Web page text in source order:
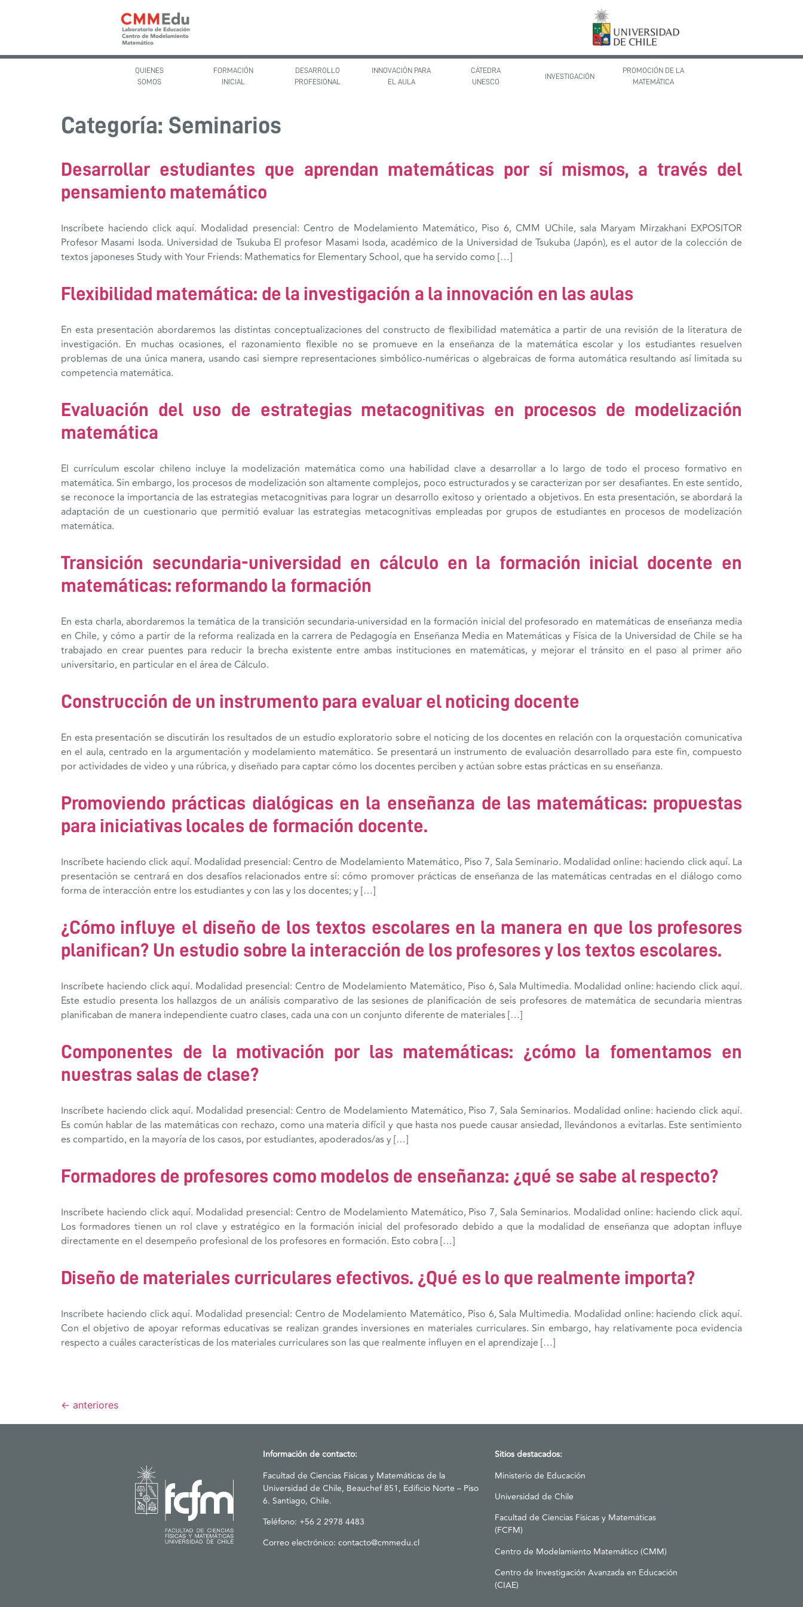
QUIENES
SOMOS
FORMACIÓN
INICIAL
DESARROLLO
PROFESIONAL
INNOVACIÓN PARA
EL AULA
CÁTEDRA
UNESCO
INVESTIGACIÓN
PROMOCIÓN DE LA
MATEMÁTICA
Categoría: Seminarios
Desarrollar estudiantes que aprendan matemáticas por sí mismos, a través del
pensamiento matemático
Inscríbete haciendo click aquí. Modalidad presencial: Centro de Modelamiento Matemático, Piso 6, CMM UChile, sala Maryam Mirzakhani EXPOSITOR
Profesor Masami Isoda. Universidad de Tsukuba El profesor Masami Isoda, académico de la Universidad de Tsukuba (Japón), es el autor de la colección de
textos japoneses Study with Your Friends: Mathematics for Elementary School, que ha servido como […]
Flexibilidad matemática: de la investigación a la innovación en las aulas
En esta presentación abordaremos las distintas conceptualizaciones del constructo de flexibilidad matemática a partir de una revisión de la literatura de
investigación. En muchas ocasiones, el razonamiento flexible no se promueve en la enseñanza de la matemática escolar y los estudiantes resuelven
problemas de una única manera, usando casi siempre representaciones simbólico-numéricas o algebraicas de forma automática resultando así limitada su
competencia matemática.
Evaluación del uso de estrategias metacognitivas en procesos de modelización
matemática
El currículum escolar chileno incluye la modelización matemática como una habilidad clave a desarrollar a lo largo de todo el proceso formativo en
matemática. Sin embargo, los procesos de modelización son altamente complejos, poco estructurados y se caracterizan por ser desafiantes. En este sentido,
se reconoce la importancia de las estrategias metacognitivas para lograr un desarrollo exitoso y orientado a objetivos. En esta presentación, se abordará la
adaptación de un cuestionario que permitió evaluar las estrategias metacognitivas empleadas por grupos de estudiantes en procesos de modelización
matemática.
Transición secundaria-universidad en cálculo en la formación inicial docente en
matemáticas: reformando la formación
En esta charla, abordaremos la temática de la transición secundaria-universidad en la formación inicial del profesorado en matemáticas de enseñanza media
en Chile, y cómo a partir de la reforma realizada en la carrera de Pedagogía en Enseñanza Media en Matemáticas y Física de la Universidad de Chile se ha
trabajado en crear puentes para reducir la brecha existente entre ambas instituciones en matemáticas, y mejorar el tránsito en el paso al primer año
universitario, en particular en el área de Cálculo.
Construcción de un instrumento para evaluar el noticing docente
En esta presentación se discutirán los resultados de un estudio exploratorio sobre el noticing de los docentes en relación con la orquestación comunicativa
en el aula, centrado en la argumentación y modelamiento matemático. Se presentará un instrumento de evaluación desarrollado para este fin, compuesto
por actividades de video y una rúbrica, y diseñado para captar cómo los docentes perciben y actúan sobre estas prácticas en su enseñanza.
Promoviendo prácticas dialógicas en la enseñanza de las matemáticas: propuestas
para iniciativas locales de formación docente.
Inscríbete haciendo click aquí. Modalidad presencial: Centro de Modelamiento Matemático, Piso 7, Sala Seminario. Modalidad online: haciendo click aquí. La
presentación se centrará en dos desafíos relacionados entre sí: cómo promover prácticas de enseñanza de las matemáticas centradas en el diálogo como
forma de interacción entre los estudiantes y con las y los docentes; y […]
¿Cómo influye el diseño de los textos escolares en la manera en que los profesores
planifican? Un estudio sobre la interacción de los profesores y los textos escolares.
Inscríbete haciendo click aquí. Modalidad presencial: Centro de Modelamiento Matemático, Piso 6, Sala Multimedia. Modalidad online: haciendo click aquí.
Este estudio presenta los hallazgos de un análisis comparativo de las sesiones de planificación de seis profesores de matemática de secundaria mientras
planificaban de manera independiente cuatro clases, cada una con un conjunto diferente de materiales […]
Componentes de la motivación por las matemáticas: ¿cómo la fomentamos en
nuestras salas de clase?
Inscríbete haciendo click aquí. Modalidad presencial: Centro de Modelamiento Matemático, Piso 7, Sala Seminarios. Modalidad online: haciendo click aquí.
Es común hablar de las matemáticas con rechazo, como una materia difícil y que hasta nos puede causar ansiedad, llevándonos a evitarlas. Este sentimiento
es compartido, en la mayoría de los casos, por estudiantes, apoderados/as y […]
Formadores de profesores como modelos de enseñanza: ¿qué se sabe al respecto?
Inscríbete haciendo click aquí. Modalidad presencial: Centro de Modelamiento Matemático, Piso 7, Sala Seminarios. Modalidad online: haciendo click aquí.
Los formadores tienen un rol clave y estratégico en la formación inicial del profesorado debido a que la modalidad de enseñanza que adoptan influye
directamente en el desempeño profesional de los profesores en formación. Esto cobra […]
Diseño de materiales curriculares efectivos. ¿Qué es lo que realmente importa?
Inscríbete haciendo click aquí. Modalidad presencial: Centro de Modelamiento Matemático, Piso 6, Sala Multimedia. Modalidad online: haciendo click aquí.
Con el objetivo de apoyar reformas educativas se realizan grandes inversiones en materiales curriculares. Sin embargo, hay relativamente poca evidencia
respecto a cuáles características de los materiales curriculares son las que realmente influyen en el aprendizaje […]
← anteriores
Información de contacto:
Facultad de Ciencias Físicas y Matemáticas de la
Universidad de Chile, Beauchef 851, Edificio Norte – Piso
6. Santiago, Chile.
Teléfono: +56 2 2978 4483
Correo electrónico: contacto@cmmedu.cl
Sitios destacados:
Ministerio de Educación
Universidad de Chile
Facultad de Ciencias Físicas y Matemáticas
(FCFM)
Centro de Modelamiento Matemático (CMM)
Centro de Investigación Avanzada en Educación
(CIAE)